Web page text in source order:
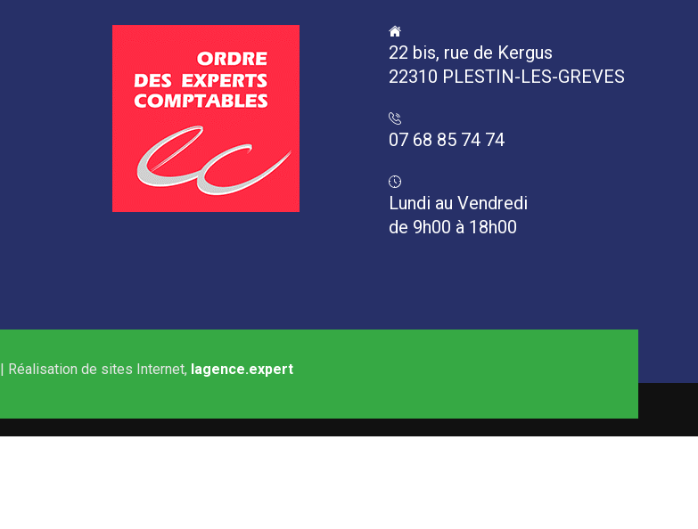
22 bis, rue de Kergus
22310 PLESTIN-LES-GREVES
07 68 85 74 74
Lundi au Vendredi
de 9h00 à 18h00
| Réalisation de sites Internet, lagence.expert